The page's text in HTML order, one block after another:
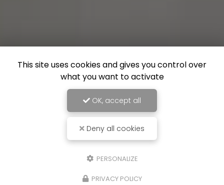
This site uses cookies and gives you control over
what you want to activate
OK, accept all
Deny all cookies
PERSONALIZE
PRIVACY POLICY